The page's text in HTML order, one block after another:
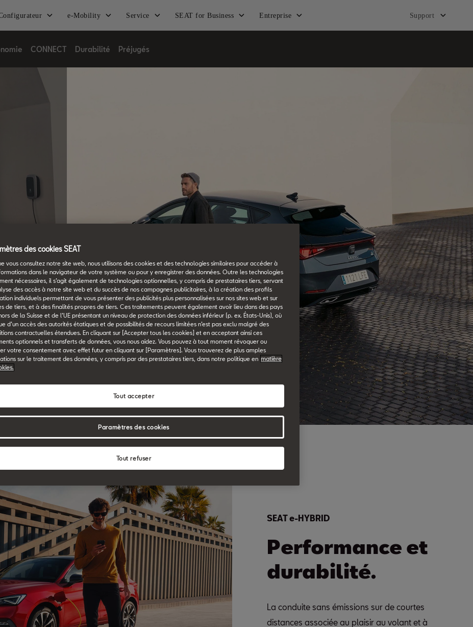
e-Mobility Service SEAT for Business Entreprise Support
CONNECT Durabilité Préjugés
SEAT e-HYBRID
Performance et
durabilité.
La conduite sans émissions sur de courtes
distances associée au plaisir au volant et à
des cookies SEAT
vous consultez notre site web, nous utilisons des cookies et des technologies similaires pour accéder à
dans le navigateur de votre système ou pour y enregistrer des données. Outre les technologies
nécessaires, il s’agit également de technologies optionnelles, y compris de prestataires tiers, servant
des accès à notre site web et du succès de nos campagnes publicitaires, à la création des profils
individuels permettant de vous présenter des publicités plus personnalisées sur nos sites web et sur
de tiers, et à des finalités propres de tiers. Ces traitements peuvent également avoir lieu dans des pays
de la Suisse et de l’UE présentant un niveau de protection des données inférieur (p. ex. États-Unis), où
d’un accès des autorités étatiques et de possibilités de recours limitées n’est pas exclu malgré des
contractuelles étendues. En cliquant sur [Accepter tous les cookies] et en acceptant ainsi ces
optionnels et transferts de données, vous nous aidez. Vous pouvez à tout moment révoquer ou
votre consentement avec effet futur en cliquant sur [Paramètres]. Vous trouverez de plus amples
sur le traitement des données, y compris par des prestataires tiers, dans notre politique en matière
Tout refuser
Tout accepter
Paramètres des cookies